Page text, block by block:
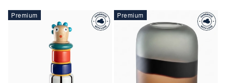
Premium Premium